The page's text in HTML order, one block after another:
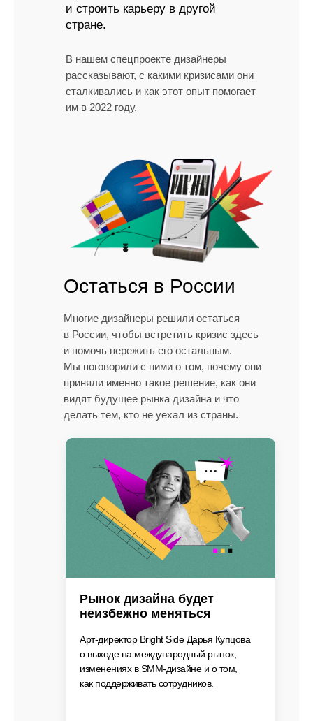
и строить карьеру в другой
стране.
В нашем спецпроекте дизайнеры
рассказывают, с какими кризисами они
сталкивались и как этот опыт помогает
им в 2022 году.
Многие дизайнеры решили остаться
в России, чтобы встретить кризис здесь
и помочь пережить его остальным.
Мы поговорили с ними о том, почему они
приняли именно такое решение, как они
видят будущее рынка дизайна и что
делать тем, кто не уехал из страны.
Остаться в России
Арт-директор Bright Side Дарья Купцова
о выходе на международный рынок,
изменениях в SMM-дизайне и о том,
как поддерживать сотрудников.
Рынок дизайна будет
неизбежно меняться